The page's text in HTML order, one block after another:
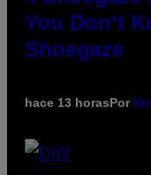
You Don’t
Shoegaze
hace 13 horasPor